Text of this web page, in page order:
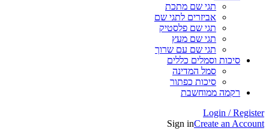
תגי שם מתכת
אביזרים לתגי שם
תגי שם פלסטיק
תגי שם מעץ
תגי שם עם שרוך
סיכות וסמלים כללים
סמל המדינה
סיכות כפתור
רקמה ממוחשבת
Login / Register
Sign inCreate an Account